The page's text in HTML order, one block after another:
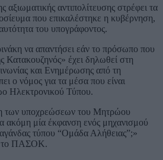
αντιπολίτευσης στρέφει τα
που επικαλέστηκε η κυβέρνηση,
του υπογράφοντος.
να απαντήσει εάν το πρόσωπο που
Κατακουζηνός» έχει δηλωθεί στη
και Ενημέρωσης από τη
ο νόμος για τα μέσα που είναι
Ηλεκτρονικού Τύπου.
των υποχρεώσεων του Μητρώου
ακόμη μία έκφανση ενός μηχανισμού
τύπου “Ομάδα Αλήθειας”;»
το ΠΑΣΟΚ.